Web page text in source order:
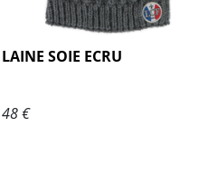
SOIE ECRU
48 €